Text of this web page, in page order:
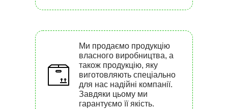
Ми продаємо продукцію
власного виробництва, а
також продукцію, яку
виготовляють спеціально
для нас надійні компанії.
Завдяки цьому ми
гарантуємо її якість.